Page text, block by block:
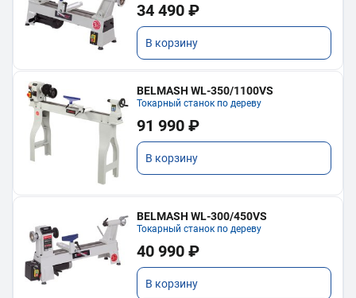
34 490 ₽
В корзину
BELMASH WL-350/1100VS
Токарный станок по дереву
91 990 ₽
В корзину
BELMASH WL-300/450VS
Токарный станок по дереву
40 990 ₽
В корзину